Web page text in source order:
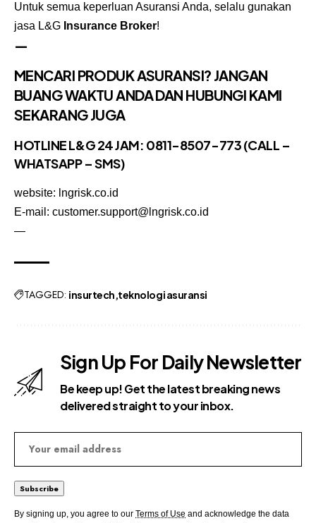
Untuk semua keperluan Asuransi Anda, selalu gunakan
jasa L&G Insurance Broker!
—
MENCARI PRODUK ASURANSI? JANGAN
BUANG WAKTU ANDA DAN HUBUNGI KAMI
SEKARANG JUGA
HOTLINE L&G 24 JAM: 0811-8507-773 (CALL –
WHATSAPP – SMS)
website: lngrisk.co.id
E-mail: customer.support@lngrisk.co.id
—
TAGGED: insurtech teknologi asuransi
Sign Up For Daily Newsletter
Be keep up! Get the latest breaking news
delivered straight to your inbox.
By signing up, you agree to our Terms of Use and acknowledge the data